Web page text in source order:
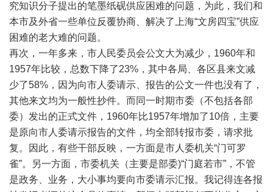
究知识分子提出的笔墨纸砚供应困难的问题，为此，我们和
本市及外省一些单位反覆协商、解决了上海“文房四宝”供应
困难的老大难的问题。
再次，一年多来，市人民委员会公文大为减少，1960年和
1957年比较，总数下降了23%，其中各局、各区县来文减
少了58%，因为向市人委请示、报告的公文一件也没有了，
其他来文均为一般性抄件。而同一时期市委（不包括各部
委）发出的正式文件，1960年比1957年增加了10倍，主要
是原向市人委请示报告的文件，均全部转报市委，请求批
复。因此，有些干部反映，一方面是市人委机关“门可罗
雀”。另一方面，市委机关（主要是部委)“门庭若市”，不管
是政务、业务，大小事均要向市委请示汇报。我记得连各报